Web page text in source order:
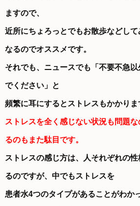
ますので、
近所にちょろっとでもお散歩などし
なるのでオススメです。
それでも、ニュースでも「不要不急
でください」と
頻繁に耳にすると ストレスもかかりま
ストレスを全く感じない状況も問題
るのもまた駄目です。
ストレスの感じ方は、人それぞれの
るのですが、中でもストレスを
患者水4つのタイプがあることがわか